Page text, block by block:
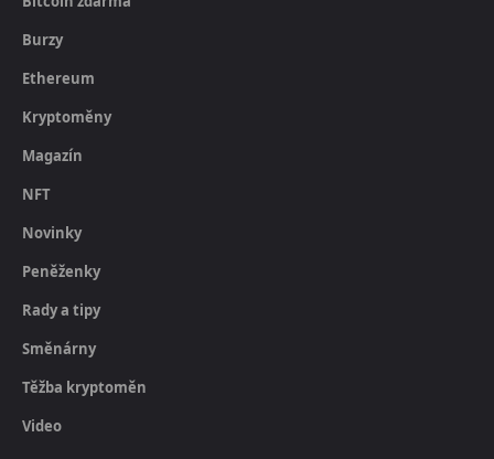
Burzy
Ethereum
Kryptoměny
Magazín
NFT
Novinky
Peněženky
Rady a tipy
Směnárny
Těžba kryptoměn
Video